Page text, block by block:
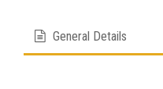
General Details